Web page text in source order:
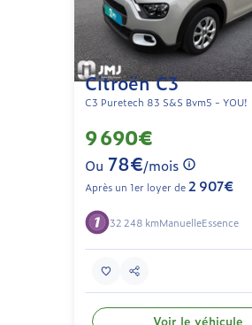
Citroën C3
C3 Puretech 83 S&S Bvm5 - YOU!
9 690€
Ou 78€/mois
Après un 1er loyer de2 907€
32 248 kmManuelleEssence
Voir le véhicule